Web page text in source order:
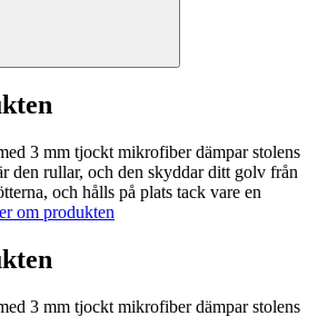
3 mm tjockt mikrofiber dämpar stolens
den rullar, och den skyddar ditt golv från
och hålls på plats tack vare en
om produkten
3 mm tjockt mikrofiber dämpar stolens